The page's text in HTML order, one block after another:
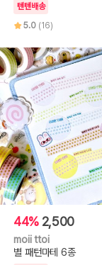
텐텐배송
5.0 (16)
44% 2,500
moii ttoi
별 패턴마테 6종